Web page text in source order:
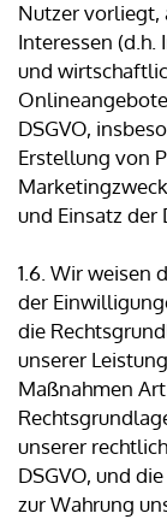
Nutzer vorliegt,
Interessen (d.h.
und
DSGVO,
Erstellung von
und Einsatz
1.6. Wir weisen
der
die
unserer
Maßnahmen
unserer
DSGVO, und
zur Wahrung